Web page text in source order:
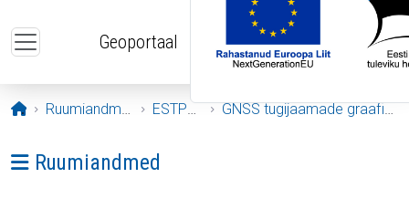
Geoportaal
Avaleht
Ruumiandmed ESTPOS GNSS tugijaamade graafikud
Ava menüü: Ruumiandmed
Ruumiandmed